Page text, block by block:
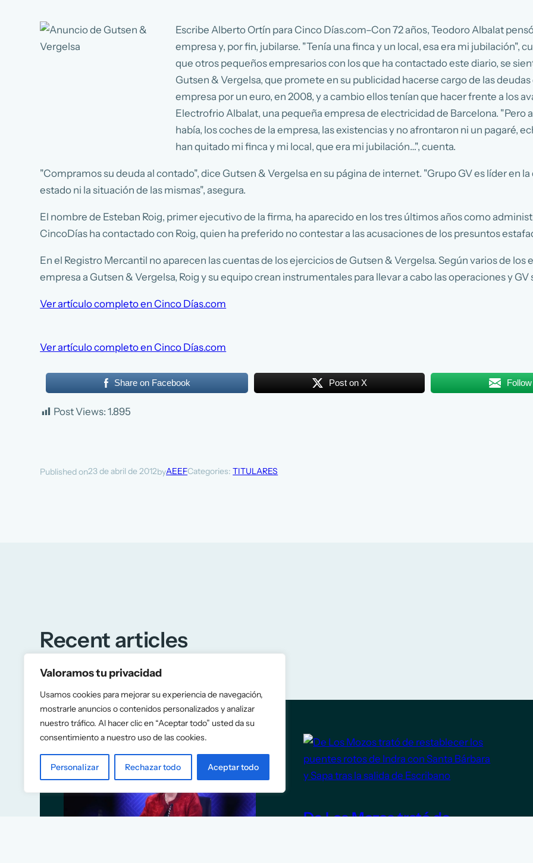
Valoramos tu privacidad
Usamos cookies para mejorar su experiencia de navegación,
mostrarle anuncios o contenidos personalizados y analizar
nuestro tráfico. Al hacer clic en “Aceptar todo” usted da su
consentimiento a nuestro uso de las cookies.
Personalizar Rechazar todo Aceptar todo
Escribe Alberto Ortín para Cinco Días.com–Con 72 años, Teodoro Albalat
empresa y, por fin, jubilarse. "Tenía una finca y un local, esa era mi jubilación",
que otros pequeños empresarios con los que ha contactado este diario, se
Gutsen & Vergelsa, que promete en su publicidad hacerse cargo de las
empresa por un euro, en 2008, y a cambio ellos tenían que hacer frente a los
Electrofrio Albalat, una pequeña empresa de electricidad de Barcelona. "Pero
había, los coches de la empresa, las existencias y no afrontaron ni un pagaré,
han quitado mi finca y mi local, que era mi jubilación…", cuenta.
"Compramos su deuda al contado", dice Gutsen & Vergelsa en su página de internet. "Grupo GV es líder en
estado ni la situación de las mismas", asegura.
El nombre de Esteban Roig, primer ejecutivo de la firma, ha aparecido en los tres últimos años como
CincoDías ha contactado con Roig, quien ha preferido no contestar a las acusaciones de los presuntos
En el Registro Mercantil no aparecen las cuentas de los ejercicios de Gutsen & Vergelsa. Según varios de
empresa a Gutsen & Vergelsa, Roig y su equipo crean instrumentales para llevar a cabo las operaciones y GV
Ver artículo completo en Cinco Días.com
Ver artículo completo en Cinco Días.com
Share on Facebook Post on X
Post Views: 1.895
Published on23 de abril de 2012byAEEFCategories:TITULARES
Recent articles
De Los Mozos trató de